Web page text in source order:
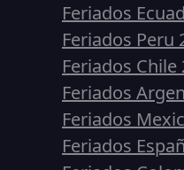
Feriados
Feriados Peru
Feriados Chile
Feriados
Feriados
Feriados